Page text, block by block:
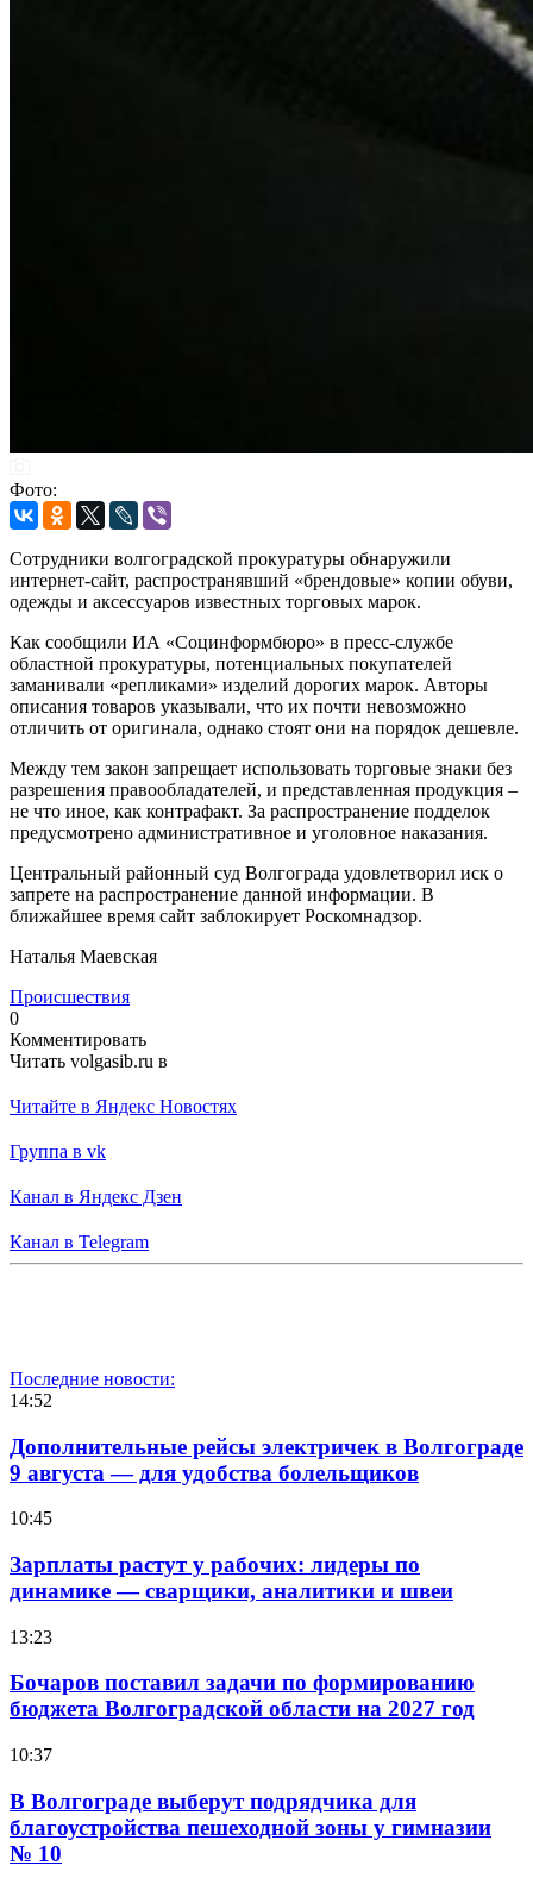
Фото:
Сотрудники волгоградской прокуратуры обнаружили
интернет-сайт, распространявший «брендовые» копии обуви,
одежды и аксессуаров известных торговых марок.
Как сообщили ИА «Социнформбюро» в пресс-службе
областной прокуратуры, потенциальных покупателей
заманивали «репликами» изделий дорогих марок. Авторы
описания товаров указывали, что их почти невозможно
отличить от оригинала, однако стоят они на порядок дешевле.
Между тем закон запрещает использовать торговые знаки без
разрешения правообладателей, и представленная продукция –
не что иное, как контрафакт. За распространение подделок
предусмотрено административное и уголовное наказания.
Центральный районный суд Волгограда удовлетворил иск о
запрете на распространение данной информации. В
ближайшее время сайт заблокирует Роскомнадзор.
Наталья Маевская
Происшествия
0
Комментировать
Читать volgasib.ru в
Читайте в Яндекс Новостях
Группа в vk
Канал в Яндекс Дзен
Канал в Telegram
Последние новости:
14:52
Дополнительные рейсы электричек в Волгограде
9 августа — для удобства болельщиков
10:45
Зарплаты растут у рабочих: лидеры по
динамике — сварщики, аналитики и швеи
13:23
Бочаров поставил задачи по формированию
бюджета Волгоградской области на 2027 год
10:37
В Волгограде выберут подрядчика для
благоустройства пешеходной зоны у гимназии
№ 10